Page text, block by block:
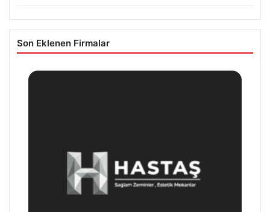
Son Eklenen Firmalar